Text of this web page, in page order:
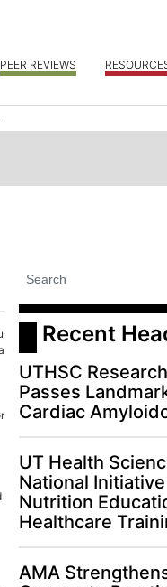
PEER REVIEWS
Recent
UTHSC
Passes
Cardiac
UT Health
National
Nutrition
Healthcare
AMA